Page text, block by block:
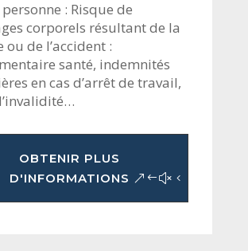
: Risque de
corporels résultant de la
de l’accident :
santé, indemnités
en cas d’arrêt de travail,
OBTENIR PLUS
D'INFORMATIONS